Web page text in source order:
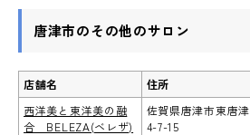
唐津市のその他のサロン
店舗名 住所
西洋美と東洋美の融
合 BELEZA(ベレザ)
佐賀県唐津市東唐津
4-7-15